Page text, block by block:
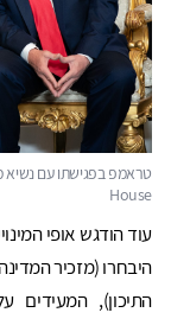
עוד הודגש אופי
היבחרו (מזכיר
התיכון), המעידים